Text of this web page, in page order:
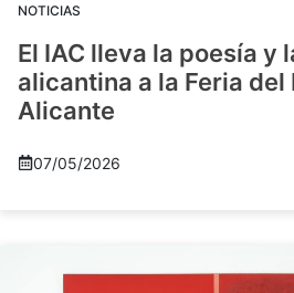
NOTICIAS
El IAC lleva la poesía y
alicantina a la Feria del
Alicante
07/05/2026